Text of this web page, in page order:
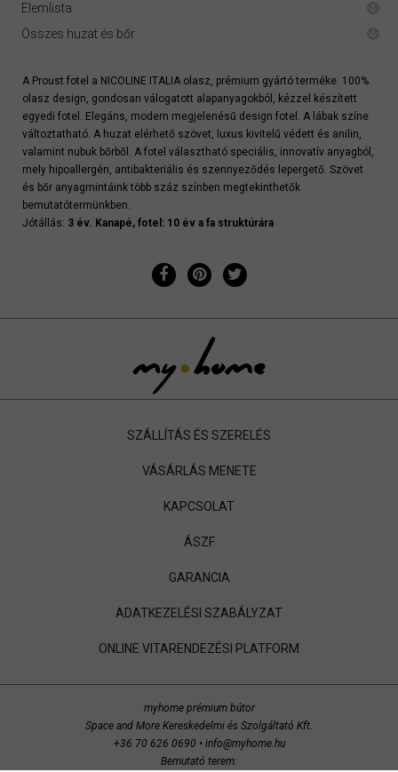
Elemlista
Összes huzat és bőr
A Proust fotel a NICOLINE ITALIA olasz, prémium gyártó terméke. 100%
olasz design, gondosan válogatott alapanyagokból, kézzel készített
egyedi fotel. Elegáns, modern megjelenésű design fotel. A lábak színe
változtatható. A huzat elérhető szövet, luxus kivitelű védett és anilin,
valamint nubuk bőrből. A fotel választható speciális, innovatív anyagból,
mely hipoallergén, antibakteriális és szennyeződés lepergető. Szövet
és bőr anyagmintáink több száz színben megtekinthetők
bemutatótermünkben.
Jótállás: 3 év. Kanapé, fotel: 10 év a fa struktúrára
SZÁLLÍTÁS ÉS SZERELÉS
VÁSÁRLÁS MENETE
KAPCSOLAT
ÁSZF
GARANCIA
ADATKEZELÉSI SZABÁLYZAT
ONLINE VITARENDEZÉSI PLATFORM
myhome prémium bútor
Space and More Kereskedelmi és Szolgáltató Kft.
+36 70 626 0690 • info@myhome.hu
Bemutató terem: